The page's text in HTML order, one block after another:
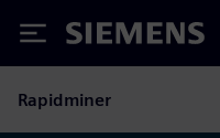
Siemens
Rapidminer